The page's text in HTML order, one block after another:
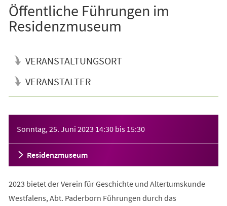
Öffentliche Führungen im
Residenzmuseum
VERANSTALTUNGSORT
VERANSTALTER
Sonntag, 25. Juni 2023 14:30 bis 15:30
Residenzmuseum
2023 bietet der Verein für Geschichte und Altertumskunde
Westfalens, Abt. Paderborn Führungen durch das